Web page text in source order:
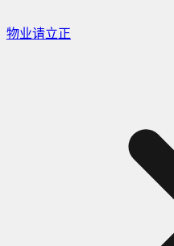
物业请立正